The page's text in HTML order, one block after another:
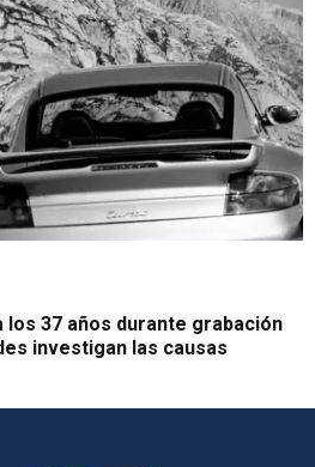
los 37 años durante grabación
investigan las causas